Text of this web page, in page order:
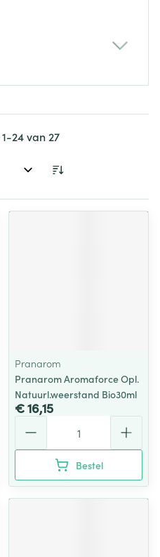
1-24van 27
Pranarom
Pranarom Aromaforce Opl.
Natuurl.weerstand Bio30ml
€ 16,15
Bestel